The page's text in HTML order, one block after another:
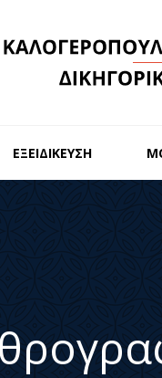
ΕΞΕΙΔΙΚΕΥΣΗ